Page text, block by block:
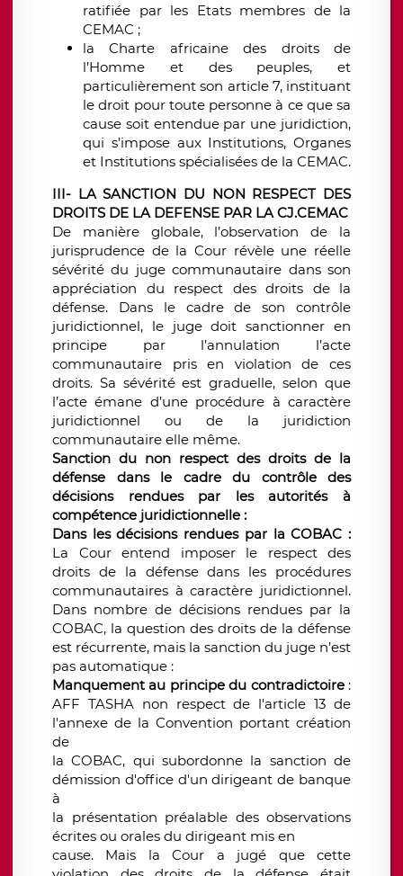
ratifiée par les Etats membres de la
CEMAC ;
la Charte africaine des droits de
l’Homme et des peuples, et
particulièrement son article 7, instituant
le droit pour toute personne à ce que sa
cause soit entendue par une juridiction,
qui s’impose aux Institutions, Organes
et Institutions spécialisées de la CEMAC.
III- LA SANCTION DU NON RESPECT DES
DROITS DE LA DEFENSE PAR LA CJ.CEMAC
De manière globale, l’observation de la
jurisprudence de la Cour révèle une réelle
sévérité du juge communautaire dans son
appréciation du respect des droits de la
défense. Dans le cadre de son contrôle
juridictionnel, le juge doit sanctionner en
principe par l’annulation l’acte
communautaire pris en violation de ces
droits. Sa sévérité est graduelle, selon que
l’acte émane d’une procédure à caractère
juridictionnel ou de la juridiction
communautaire elle même.
Sanction du non respect des droits de la
défense dans le cadre du contrôle des
décisions rendues par les autorités à
compétence juridictionnelle :
Dans les décisions rendues par la COBAC :
La Cour entend imposer le respect des
droits de la défense dans les procédures
communautaires à caractère juridictionnel.
Dans nombre de décisions rendues par la
COBAC, la question des droits de la défense
est récurrente, mais la sanction du juge n’est
pas automatique :
Manquement au principe du contradictoire:
AFF TASHA non respect de l'article 13 de
l'annexe de la Convention portant création
de
la COBAC, qui subordonne la sanction de
démission d'office d'un dirigeant de banque
à
la présentation préalable des observations
écrites ou orales du dirigeant mis en
cause. Mais la Cour a jugé que cette